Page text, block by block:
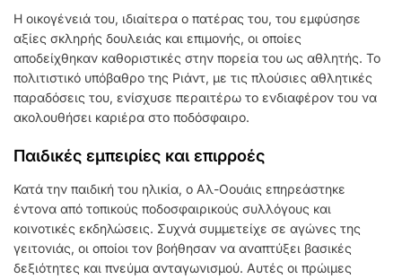
Η οικογένειά του, ιδιαίτερα ο πατέρας του, του εμφύσησε
αξίες σκληρής δουλειάς και επιμονής, οι οποίες
αποδείχθηκαν καθοριστικές στην πορεία του ως αθλητής. Το
πολιτιστικό υπόβαθρο της Ριάντ, με τις πλούσιες αθλητικές
παραδόσεις του, ενίσχυσε περαιτέρω το ενδιαφέρον του να
ακολουθήσει καριέρα στο ποδόσφαιρο.
Παιδικές εμπειρίες και επιρροές
Κατά την παιδική του ηλικία, ο Αλ-Οουάις επηρεάστηκε
έντονα από τοπικούς ποδοσφαιρικούς συλλόγους και
κοινοτικές εκδηλώσεις. Συχνά συμμετείχε σε αγώνες της
γειτονιάς, οι οποίοι τον βοήθησαν να αναπτύξει βασικές
δεξιότητες και πνεύμα ανταγωνισμού. Αυτές οι πρώιμες